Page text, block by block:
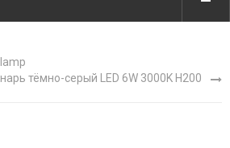
тёмно-серый LED 6W 3000K H200